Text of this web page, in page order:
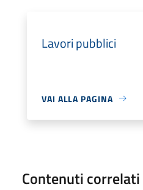
Lavori pubblici
VAI ALLA PAGINA
Contenuti correlati